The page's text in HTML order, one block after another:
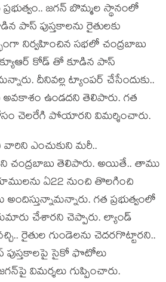
ప్ర‌భుత్వం.. జ‌గ‌న్ బొమ్మ‌ల స్థానంలో
పాస్ పుస్త‌కాల‌ను రైతుల‌కు
నిర్వ‌హించిన స‌భ‌లో చంద్ర‌బాబు
క్యూఆర్ కోడ్ తో కూడిన పాస్
దీనివ‌ల్ల ట్యాంప‌ర్ చేసేందుకు..
అవ‌కాశం ఉండ‌ద‌ని తెలిపారు. గ‌త
చెల‌రేగి పోయార‌ని విమ‌ర్శించారు.
వారిని ఎంచుకుని మ‌రీ..
చంద్ర‌బాబు తెలిపారు. అయితే.. తాము
ఏ22 నుంచి తొల‌గించి
గ‌త ప్ర‌భుత్వంలో
చేశార‌ని చెప్పారు. ల్యాండ్
రైతుల గుండెల‌ను చెద‌ర‌గొట్టార‌ని..
సైకో ఫొటోలు
విమ‌ర్శ‌లు గుప్పించారు.